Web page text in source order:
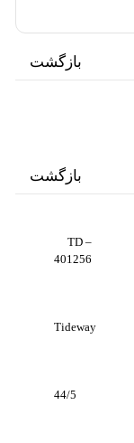
بازگشت
بازگشت
TD –
401256
Tideway
44/5